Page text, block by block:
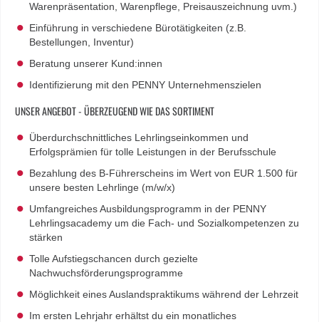
Warenpräsentation, Warenpflege, Preisauszeichnung uvm.)
Einführung in verschiedene Bürotätigkeiten (z.B.
Bestellungen, Inventur)
Beratung unserer Kund:innen
Identifizierung mit den PENNY Unternehmenszielen
UNSER ANGEBOT - ÜBERZEUGEND WIE DAS SORTIMENT
Überdurchschnittliches Lehrlingseinkommen und
Erfolgsprämien für tolle Leistungen in der Berufsschule
Bezahlung des B-Führerscheins im Wert von EUR 1.500 für
unsere besten Lehrlinge (m/w/x)
Umfangreiches Ausbildungsprogramm in der PENNY
Lehrlingsacademy um die Fach- und Sozialkompetenzen zu
stärken
Tolle Aufstiegschancen durch gezielte
Nachwuchsförderungsprogramme
Möglichkeit eines Auslandspraktikums während der Lehrzeit
Im ersten Lehrjahr erhältst du ein monatliches